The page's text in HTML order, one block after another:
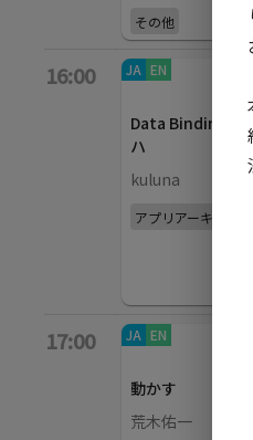
その他
16:00 JA EN
Data Bindingの
ハ
kuluna
アプリアーキテクチ
17:00 JA EN
動かす
荒木佑一